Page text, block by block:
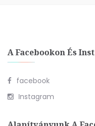
A Facebookon És
facebook
Instagram